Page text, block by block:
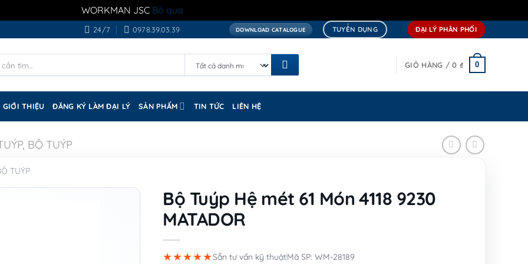
WORKMAN JSC Bỏ qua
24/7 0978.39.03.39 DOWNLOAD CATALOGUE TUYỂN DỤNG ĐẠI LÝ PHÂN PHỐI
GIỎ HÀNG /0 ₫ 0
GIỚI THIỆU ĐĂNG KÝ LÀM ĐẠI LÝ SẢN PHẨM TIN TỨC LIÊN HỆ
BỘ TUÝP
TUÝP
Bộ Tuýp Hệ mét 61 Món 4118 9230
MATADOR
★★★★★Sẵn tư vấn kỹ thuậtMã SP: WM-28189